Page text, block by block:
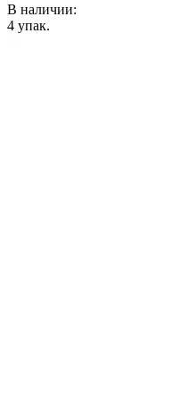
В наличии:
4 упак.